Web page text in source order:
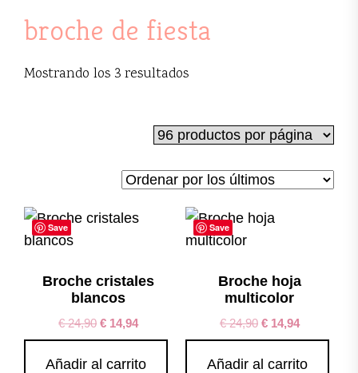
broche de fiesta
Mostrando los 3 resultadosOrdenado
últimos
Save
Broche cristales
blancos
€24,90 € 14,94
Añadir al carrito
Save
Broche hoja
multicolor
€24,90 €14,94
Añadir al carrito